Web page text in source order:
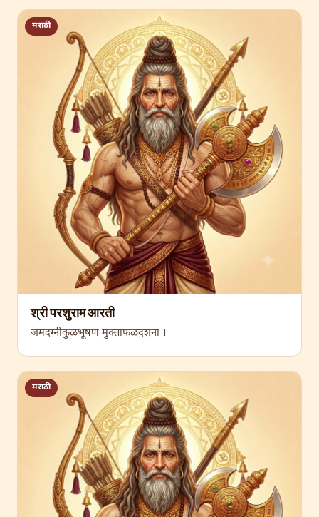
मराठी
श्री परशुराम आरती
जमदग्नीकुळभूषण मुक्ताफळदशना ।
मराठी